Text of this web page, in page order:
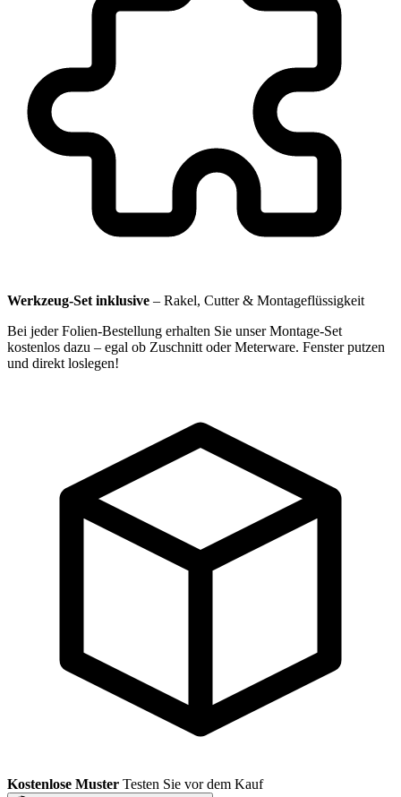
Werkzeug-Set inklusive – Rakel, Cutter & Montageflüssigkeit
Bei jeder Folien-Bestellung erhalten Sie unser Montage-Set
kostenlos dazu – egal ob Zuschnitt oder Meterware. Fenster putzen
und direkt loslegen!
Kostenlose Muster Testen Sie vor dem Kauf